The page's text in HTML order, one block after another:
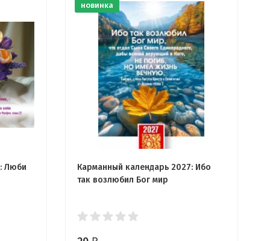
Люби
новинка
Карманный календарь 2027: Ибо
так возлюбил Бог мир